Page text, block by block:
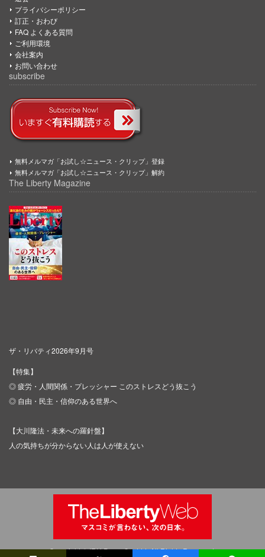
プライバシーポリシー
訂正・おわび
FAQ よくある質問
ご利用環境
会社案内
お問い合わせ
subscribe
無料メルマガ「お試し☆ニュース・クリップ」登録
無料メルマガ「お試し☆ニュース・クリップ」解約
The Liberty Magazine
ザ・リバティ2026年9月号
【特集】
◎ 疲労・人間関係・プレッシャー このストレスどう抜こう
◎ 自由・民主・信仰のある世界へ
【大川隆法・未来への羅針盤】
人の気持ちが分からない人は人が使えない
Copyright © IRH Press Co.,Ltd. All Rights Reserved.